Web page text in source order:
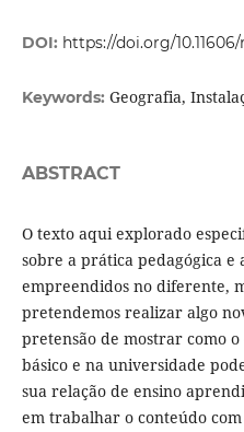
DOI: https://doi.org/
Keywords: Geografia,
ABSTRACT
O texto aqui explorado
sobre a prática pedagógica e
empreendidos no diferente,
pretendemos realizar algo
pretensão de mostrar como
básico e na universidade
sua relação de ensino
em trabalhar o conteúdo